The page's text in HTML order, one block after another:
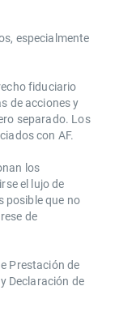
especialmente
fiduciario
de acciones y
separado. Los
con AF.
los
el lujo de
posible que no
de
Prestación de
Declaración de